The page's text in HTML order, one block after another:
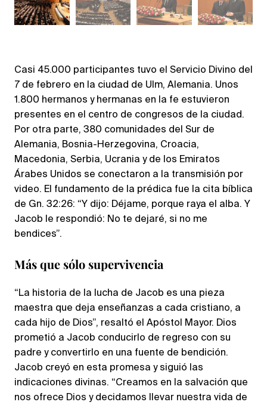
Casi 45.000 participantes tuvo el Servicio Divino del
7 de febrero en la ciudad de Ulm, Alemania. Unos
1.800 hermanos y hermanas en la fe estuvieron
presentes en el centro de congresos de la ciudad.
Por otra parte, 380 comunidades del Sur de
Alemania, Bosnia-Herzegovina, Croacia,
Macedonia, Serbia, Ucrania y de los Emiratos
Árabes Unidos se conectaron a la transmisión por
video. El fundamento de la prédica fue la cita bíblica
de Gn. 32:26: “Y dijo: Déjame, porque raya el alba. Y
Jacob le respondió: No te dejaré, si no me
bendices”.
Más que sólo supervivencia
“La historia de la lucha de Jacob es una pieza
maestra que deja enseñanzas a cada cristiano, a
cada hijo de Dios”, resaltó el Apóstol Mayor. Dios
prometió a Jacob conducirlo de regreso con su
padre y convertirlo en una fuente de bendición.
Jacob creyó en esta promesa y siguió las
indicaciones divinas. “Creamos en la salvación que
nos ofrece Dios y decidamos llevar nuestra vida de